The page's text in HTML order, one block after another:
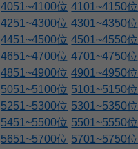
4051~4100位 4101~4150位
4251~4300位 4301~4350位
4451~4500位 4501~4550位
4651~4700位 4701~4750位
4851~4900位 4901~4950位
5051~5100位 5101~5150位
5251~5300位 5301~5350位
5451~5500位 5501~5550位
5651~5700位 5701~5750位